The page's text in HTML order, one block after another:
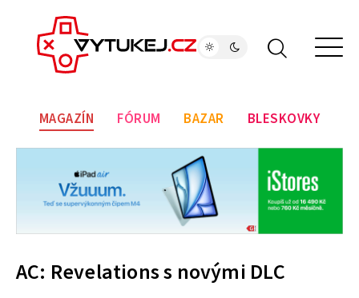
MAGAZÍN FÓRUM BAZAR BLESKOVKY
AC: Revelations s novými DLC